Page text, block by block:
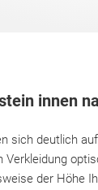
innen
sich deutlich
der Höhe